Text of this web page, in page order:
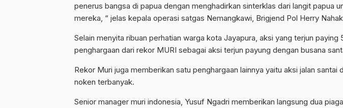
penerus bangsa di papua dengan menghadirkan sinterklas dari langit papua
mereka, “ jelas kepala operasi satgas Nemangkawi, Brigjend Pol Herry
Selain menyita ribuan perhatian warga kota Jayapura, aksi yang terjun paying
penghargaan dari rekor MURI sebagai aksi terjun payung dengan busana
Rekor Muri juga memberikan satu penghargaan lainnya yaitu aksi jalan santai
noken terbanyak.
Senior manager muri indonesia, Yusuf Ngadri memberikan langsung dua